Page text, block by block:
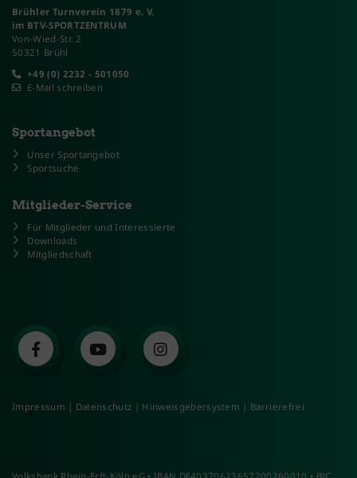
Brühler Turnverein 1879 e. V.
im BTV-SPORTZENTRUM
Von-Wied-Str. 2
50321 Brühl
+49 (0) 2232 - 501050
E-Mail schreiben
Sportangebot
Unser Sportangebot
Sportsuche
Mitglieder-Service
Für Mitglieder und Interessierte
Downloads
Mitgliedschaft
Impressum | Datenschutz | Hinweisgebersystem | Barrierefrei